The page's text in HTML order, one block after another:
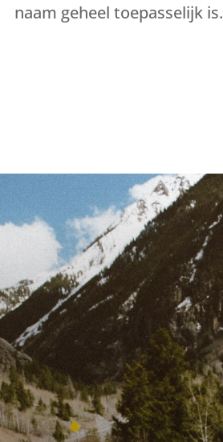
naam geheel toepasselijk is.